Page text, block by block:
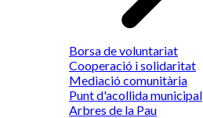
Borsa de voluntariat
Cooperació i solidaritat
Mediació comunitària
Punt d'acollida municipal
Arbres de la Pau